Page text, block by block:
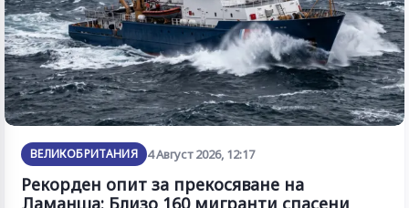
ВЕЛИКОБРИТАНИЯ 4 Август 2026, 12:17
Рекорден опит за прекосяване на